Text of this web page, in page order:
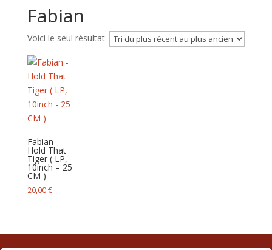
Fabian
Voici le seul résultat
Fabian –
Hold That
Tiger ( LP,
10inch – 25
CM )
20,00€